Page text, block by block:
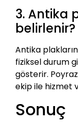
3. Antika
belirlenir?
Antika
fiziksel durum
gösterir.
ekip ile hizmet
Sonuç